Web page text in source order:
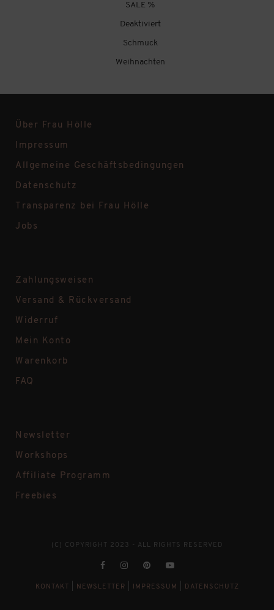
SALE %
Deaktiviert
Schmuck
Weihnachten
Über Frau Hölle
Impressum
Allgemeine Geschäftsbedingungen
Datenschutz
Transparenz bei Frau Hölle
Jobs
Zahlungsweisen
Versand & Rückversand
Widerruf
Mein Konto
Warenkorb
FAQ
Newsletter
Workshops
Affiliate Programm
Freebies
(C) COPYRIGHT 2023 - ALL RIGHTS RESERVED
KONTAKT NEWSLETTER IMPRESSUM DATENSCHUTZ